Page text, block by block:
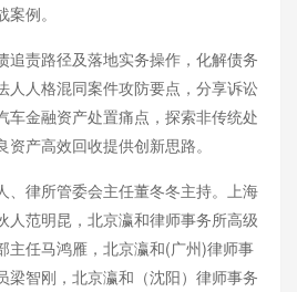
例。
追责路径及落地实务操作，化解债务
人人格混同案件攻防要点，分享诉讼
车金融资产处置痛点，探索非传统处
产高效回收提供创新思路。
、律所管委会主任董冬冬主持。上海
人范明昆，北京瀛和律师事务所高级
主任马鸿雁，北京瀛和(广州)律师事
梁智刚，北京瀛和（沈阳）律师事务